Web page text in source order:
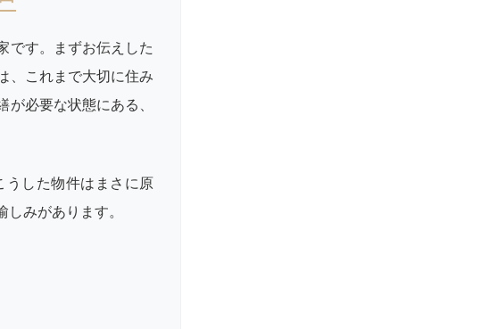
です。まずお伝えした
、これまで大切に住み
必要な状態にある、
した物件はまさに原
みがあります。